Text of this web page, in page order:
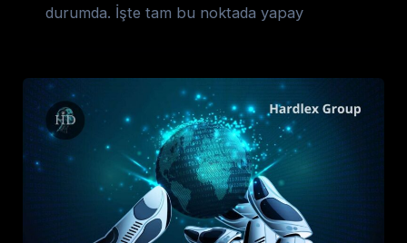
durumda. İşte tam bu noktada yapay